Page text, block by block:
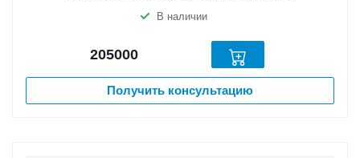
В наличии
205000
Получить консультацию